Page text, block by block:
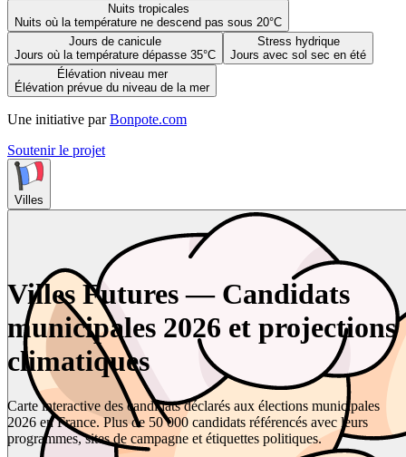
Nuits tropicales
Nuits où la température ne descend pas sous 20°C
Jours de canicule
Jours où la température dépasse 35°C
Stress hydrique
Jours avec sol sec en été
Élévation niveau mer
Élévation prévue du niveau de la mer
Une initiative par Bonpote.com
Soutenir le projet
Villes
Villes Futures — Candidats
municipales 2026 et projections
climatiques
Carte interactive des candidats déclarés aux élections municipales
2026 en France. Plus de 50 000 candidats référencés avec leurs
programmes, sites de campagne et étiquettes politiques.